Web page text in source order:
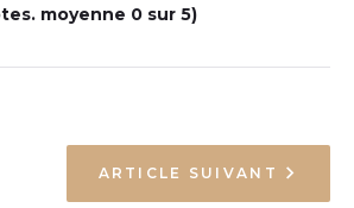
. moyenne 0sur 5)
ARTICLE SUIVANT